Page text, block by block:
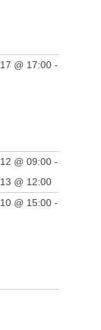
@ 17:00 -
@ 09:00 -
@ 12:00
@ 15:00 -